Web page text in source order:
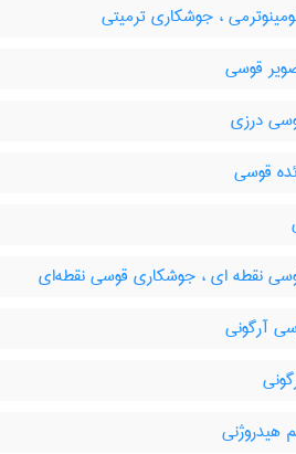
، جوشکاری ترمیتی
قوسی
درزی
قوسی
نقطه ای ، جوشکاری قوسی نقطه‌ای
آرگونی
هیدروژنی